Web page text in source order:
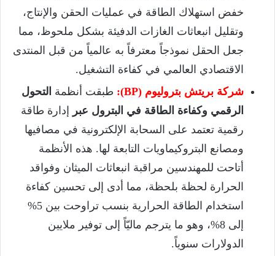
خفض استهلاك الطاقة في عمليات الحقن والإنتاج،
وتقليل انبعاثات الغازات الدفيئة بشكل ملحوظ، مما
جعل الحقل نموذجاً معترفاً به عالمياً من قبل المنتدى
الاقتصادي العالمي في كفاءة التشغيل.
شركة بريتش بتروليوم (BP):
طبقت أنظمة التحول
الرقمي وكفاءة الطاقة في البترول عبر إدارة طاقة
رقمية تعتمد على السحابة الإلكترونية في مصافيها
ومصانع البتروكيماويات التابعة لها. هذه الأنظمة
أتاحت للمهندسين مراقبة انبعاثات الميثان وفواقد
الحرارة لحظة بلحظة، مما أدى إلى تحسين كفاءة
استخدام الطاقة الحرارية بنسب تراوحت بين 5%
إلى 8%، وهو ما يترجم ماليّاً إلى توفير ملايين
الدولارات سنوياً.